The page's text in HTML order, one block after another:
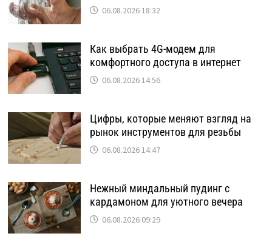
06.08.2026 18:32
Как выбрать 4G-модем для
комфортного доступа в интернет
06.08.2026 14:56
Цифры, которые меняют взгляд на
рынок инструментов для резьбы
06.08.2026 14:47
Нежный миндальный пудинг с
кардамоном для уютного вечера
06.08.2026 09:29